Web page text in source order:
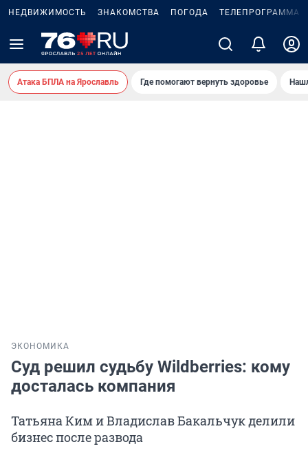
НЕДВИЖИМОСТЬ ЗНАКОМСТВА ПОГОДА ТЕЛЕПРОГРАММА
Атака БПЛА на Ярославль Где помогают вернуть здоровье
ЭКОНОМИКА
Суд решил судьбу Wildberries: кому
досталась компания
Татьяна Ким и Владислав Бакальчук делили
бизнес после развода